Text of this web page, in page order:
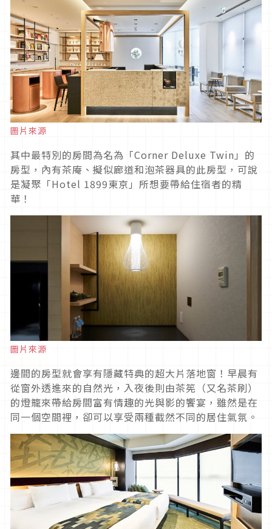
圖片來源
其中最特別的房間為名為「Corner Deluxe Twin」的
房型，內有茶庵、擬似廊道和泡茶器具的此房型，可說
是凝聚「Hotel 1899東京」所想要帶給住宿者的精
華！
圖片來源
邊間的房型就會享有隱藏特典的超大片落地窗！早晨有
從窗外透進來的自然光，入夜後則由茶筅（又名茶刷）
的燈籠來帶給房間富有情趣的光與影的饗宴，雖然是在
同一個空間裡，卻可以享受兩種截然不同的居住氣氛。